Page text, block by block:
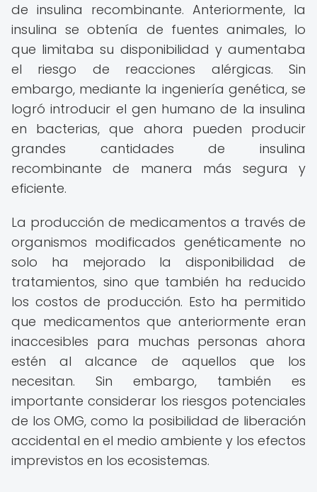
de insulina recombinante. Anteriormente, la
insulina se obtenía de fuentes animales, lo
que limitaba su disponibilidad y aumentaba
el riesgo de reacciones alérgicas. Sin
embargo, mediante la ingeniería genética, se
logró introducir el gen humano de la insulina
en bacterias, que ahora pueden producir
grandes cantidades de insulina
recombinante de manera más segura y
eficiente.
La producción de medicamentos a través de
organismos modificados genéticamente no
solo ha mejorado la disponibilidad de
tratamientos, sino que también ha reducido
los costos de producción. Esto ha permitido
que medicamentos que anteriormente eran
inaccesibles para muchas personas ahora
estén al alcance de aquellos que los
necesitan. Sin embargo, también es
importante considerar los riesgos potenciales
de los OMG, como la posibilidad de liberación
accidental en el medio ambiente y los efectos
imprevistos en los ecosistemas.